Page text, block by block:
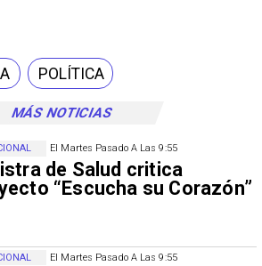
MÁS NOTICIAS
El Martes Pasado A Las 9:55
de Salud critica
“Escucha su Corazón”
El Martes Pasado A Las 9:55
POLÍTICA